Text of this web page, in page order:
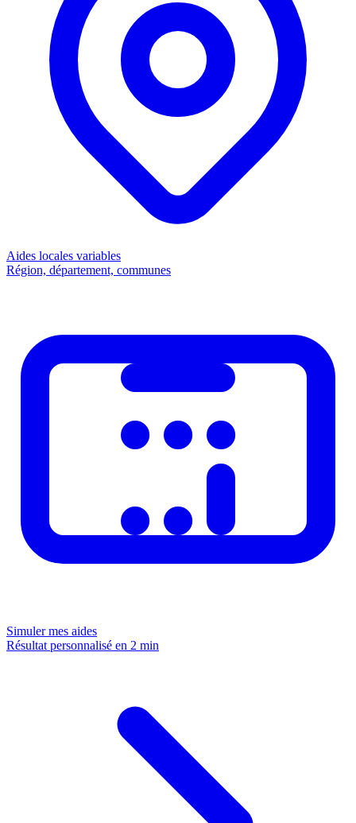
Aides locales variables
Région, département, communes
Simuler mes aides
Résultat personnalisé en 2 min